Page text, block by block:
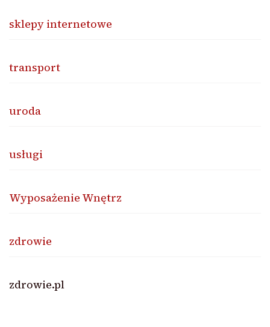
sklepy internetowe
transport
uroda
usługi
Wyposażenie Wnętrz
zdrowie
zdrowie.pl